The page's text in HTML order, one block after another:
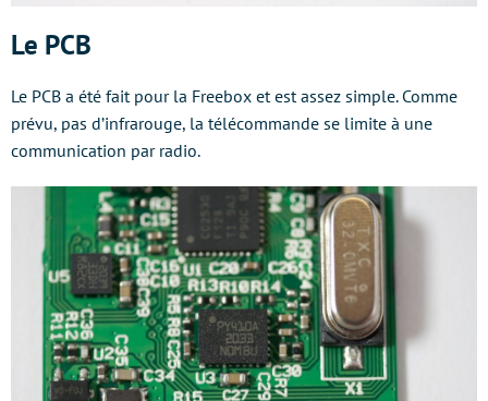
Le PCB
Le PCB a été fait pour la Freebox et est assez simple. Comme
prévu, pas d’infrarouge, la télécommande se limite à une
communication par radio.